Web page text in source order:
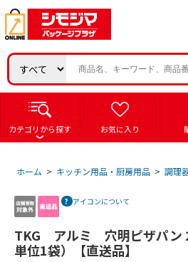
カテゴリから探す お気に入り
ホーム > キッチン用品・厨房用品 > 調理
アイコンについて
TKG アルミ 穴明ピザパン
単位1袋）【直送品】